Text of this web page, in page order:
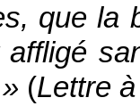
que la
» (Lettre